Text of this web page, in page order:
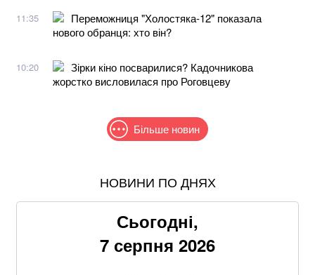
11:35
Переможниця "Холостяка-12" показала
нового обранця: хто він?
10:20
Зірки кіно посварилися? Кадочникова
жорстко висловилася про Роговцеву
Більше новин
В МЗС заявили, що слова Залужного щодо членства
Рф знищила склади «Епіцентру», ROZETKA, «Нової
пошти» та інших компаній під час обстрілу Київщини
НОВИНИ ПО ДНЯХ
Сьогодні,
7 серпня 2026